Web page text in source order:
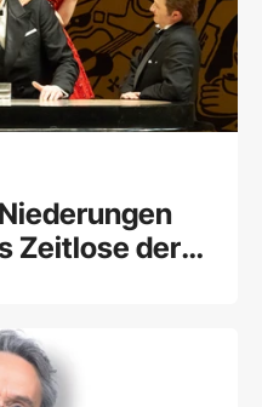
Zeitlose der